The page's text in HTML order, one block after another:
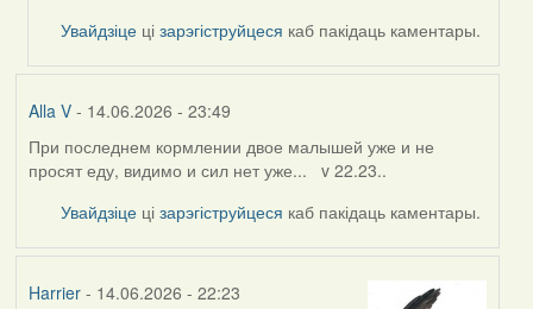
Harrier
Увайдзіце цізарэгіструйцеся каб пакідаць каментары.
Alla V- 14.06.2026 - 23:49
При последнем кормлении двое малышей уже и не
просят еду, видимо и сил нет уже... v 22.23..
Увайдзіце цізарэгіструйцеся каб пакідаць каментары.
Harrier- 14.06.2026 - 22:23